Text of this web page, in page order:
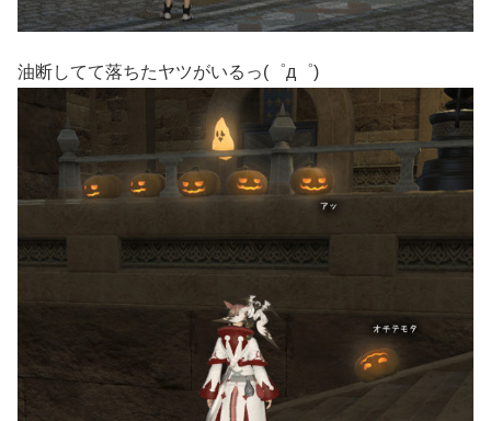
油断してて落ちたヤツがいるっ(゜д゜)